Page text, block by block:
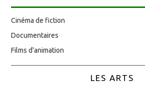
Cinéma de fiction
Documentaires
Films d'animation
LES ARTS